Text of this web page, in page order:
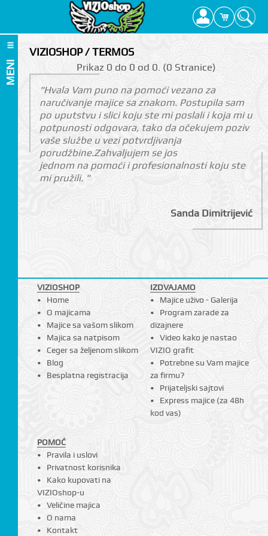
MENI
VIZIOSHOP / TERMOS
Prikаz 0 do 0 оd 0. (0 Strаnicе)
"Hvala Vam puno na pomoći vezano za
naručivanje majice sa znakom. Postupila sam
po uputstvu i slici koju ste mi poslali i koja mi u
potpunosti odgovara, tako da očekujem poziv
vaše službe u vezi potvrdjivanja
porudžbine.Zahvaljujem se jos
jednom na pomoći i profesionalnosti koju ste
mi pružili. "
Sanda Dimitrijević
VIZIOSHOP
Home
O majicama
Majice sa vašom slikom
Majica sa natpisom
Ceger sa željenom slikom
Blog
Besplatna registracija
IZDVAJAMO
Majice uživo - Galerija
Program zarade za
dizajnere
Video kako je nastao
VIZIO grafit
Potrebne su Vam majice
za firmu?
Prijateljski sajtovi
Express majice (za 48h
kod vas)
POMOĆ
Pravila i uslovi
Privatnost korisnika
Kako kupovati na
VIZIOshop-u
Veličine majica
O nama
Kontakt